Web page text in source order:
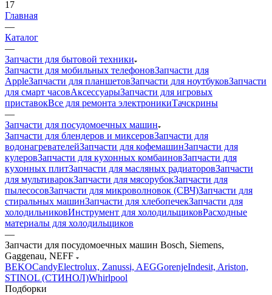
Главная
—
Каталог
—
Запчасти для бытовой техники
Запчасти для мобильных телефонов
AppleЗапчасти для планшетовЗапчасти для ноутбуков
для смарт часовАксессуарыЗапчасти для игровых
приставокВсе для ремонта электроникиТачскрины
—
Запчасти для посудомоечных машин
Запчасти для блендеров и миксеровЗапчасти для
водонагревателейЗапчасти для кофемашинЗапчасти для
кулеровЗапчасти для кухонных комбаиновЗапчасти для
кухонных плитЗапчасти для масляных радиаторовЗапчасти
для мультиварокЗапчасти для мясорубокЗапчасти для
пылесосовЗапчасти для микроволновок (СВЧ)Запчасти для
стиральных машинЗапчасти для хлебопечекЗапчасти для
холодильниковИнструмент для холодильщиковРасходные
материалы для холодильщиков
—
Запчасти для посудомоечных машин Bosch, Siemens,
Gaggenau, NEFF
BEKOCandyElectrolux, Zanussi, AEG
STINOL (СТИНОЛ)Whirlpool
Подборки